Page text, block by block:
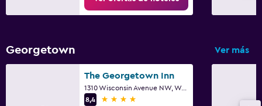
Georgetown Ver más
The Georgetown Inn
8,4
4 estrellas